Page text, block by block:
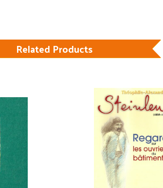
Related Products